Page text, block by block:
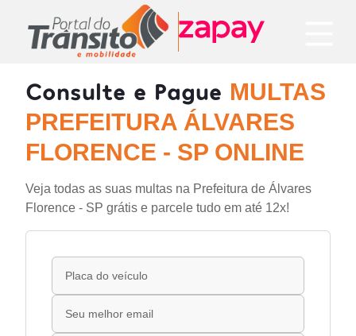
Consulte e Pague MULTAS
PREFEITURA ÁLVARES
FLORENCE - SP ONLINE
Veja todas as suas multas na Prefeitura de Álvares
Florence - SP grátis e parcele tudo em até 12x!